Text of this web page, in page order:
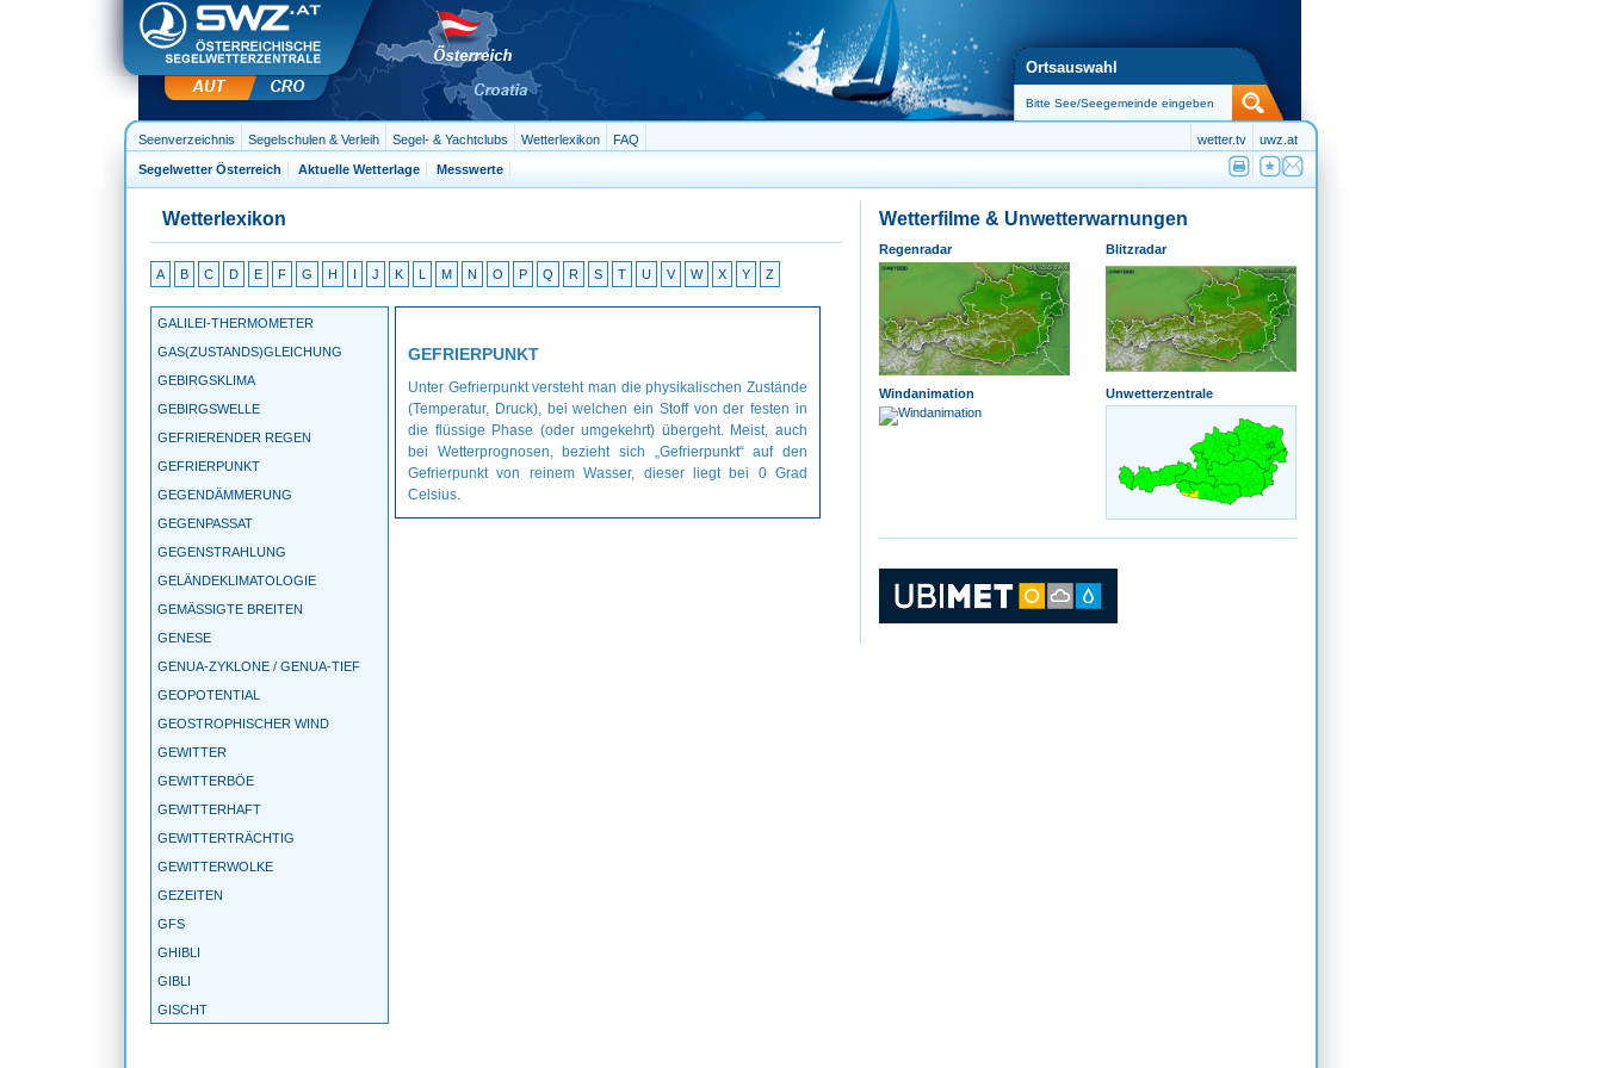
Ortsauswahl
Seenverzeichnis Segelschulen & Verleih Segel- & Yachtclubs Wetterlexikon FAQ uwz.at
wetter.tv
Segelwetter Österreich Aktuelle Wetterlage Messwerte
Wetterlexikon
A B C D E F G H I J K L M N O P Q R S T U V W X Y Z
GALILEI-THERMOMETER
GAS(ZUSTANDS)GLEICHUNG
GEBIRGSKLIMA
GEBIRGSWELLE
GEFRIERENDER REGEN
GEFRIERPUNKT
GEGENDÄMMERUNG
GEGENPASSAT
GEGENSTRAHLUNG
GELÄNDEKLIMATOLOGIE
GEMÄSSIGTE BREITEN
GENESE
GENUA-ZYKLONE / GENUA-TIEF
GEOPOTENTIAL
GEOSTROPHISCHER WIND
GEWITTER
GEWITTERBÖE
GEWITTERHAFT
GEWITTERTRÄCHTIG
GEWITTERWOLKE
GEZEITEN
GFS
GHIBLI
GIBLI
GISCHT
GEFRIERPUNKT
Unter Gefrierpunkt versteht man die physikalischen Zustände
(Temperatur, Druck), bei welchen ein Stoff von der festen in
die flüssige Phase (oder umgekehrt) übergeht. Meist, auch
bei Wetterprognosen, bezieht sich „Gefrierpunkt“ auf den
Gefrierpunkt von reinem Wasser, dieser liegt bei 0 Grad
Celsius.
Wetterfilme & Unwetterwarnungen
Regenradar Blitzradar
Windanimation Unwetterzentrale